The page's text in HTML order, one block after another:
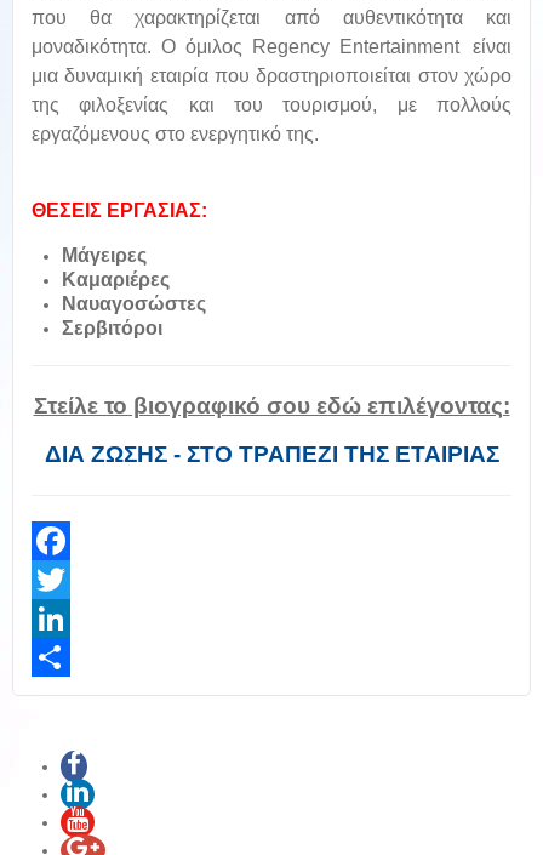
που θα χαρακτηρίζεται από αυθεντικότητα και
μοναδικότητα. Ο όμιλος Regency Entertainmentείναι
μια δυναμική εταιρία που δραστηριοποιείται στον χώρο
της φιλοξενίας και του τουρισμού, με πολλούς
εργαζόμενους στο ενεργητικό της.
ΘΕΣΕΙΣ ΕΡΓΑΣΙΑΣ:
Μάγειρες
Καμαριέρες
Ναυαγοσώστες
Σερβιτόροι
Στείλε το βιογραφικό σου εδώ επιλέγοντας:
ΔΙΑ ΖΩΣΗΣ - ΣΤΟ ΤΡΑΠΕΖΙ ΤΗΣ ΕΤΑΙΡΙΑΣ
Facebook
Twitter
LinkedIn
Share